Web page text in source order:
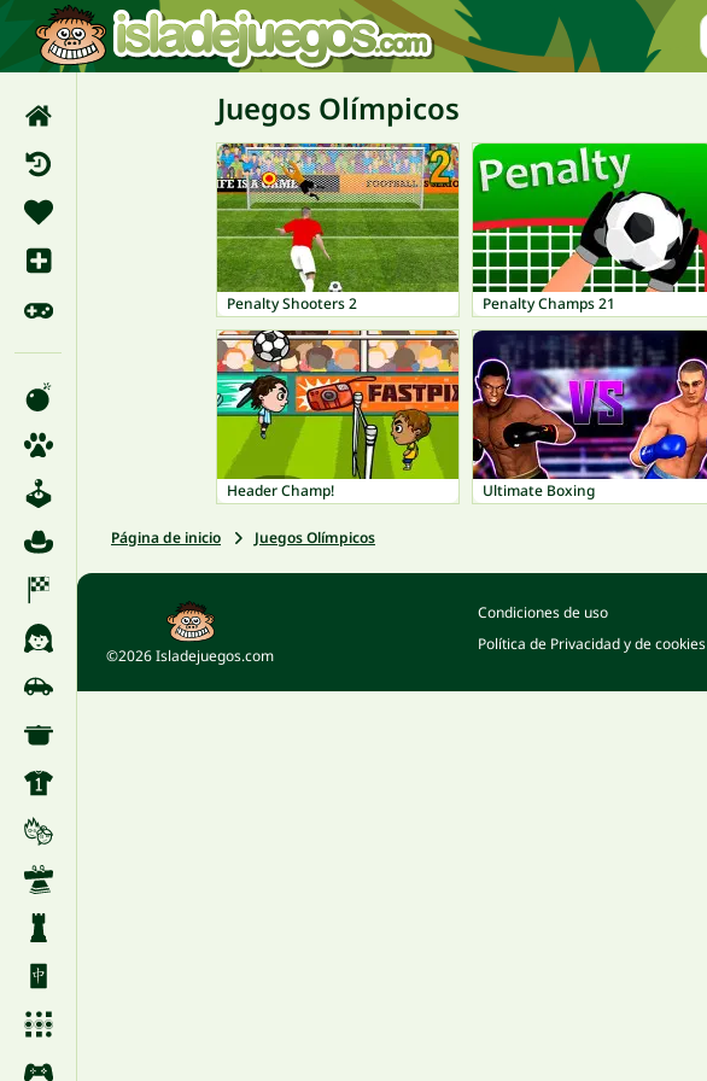
Juegos Olímpicos
Penalty Shooters 2 Penalty Champs 21
Header Champ! Ultimate Boxing
Página de inicio Juegos Olímpicos
©2026 Isladejuegos.com
Condiciones de uso
Política de Privacidad y de cookies